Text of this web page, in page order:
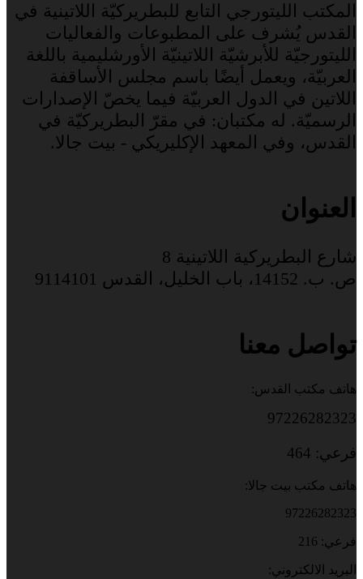
المكتب الليتورجي التابع للبطريركيّة اللاتينية في
القدس يُشرف على المطبوعات والفعاليات
الليتورجيّة للأبرشيّة اللاتينيّة الأورشليمية باللغة
العربيّة، ويعمل أيضًا باسم مجلس الأساقفة
اللاتين في الدول العربيّة فيما يخصّ الإصدارات
الرسميّة. له مكتبان: في مقرّ البطريركيّة في
القدس، وفي المعهد الإكليريكي - بيت جالا.
العنوان
شارع البطريركية اللاتينية 8
ص. ب. 14152، باب الخليل، القدس 9114101
تواصل معنا
هاتف مكتب القدس:
97226282323
فرعي: 464
هاتف مكتب بيت جالا:
97226282323
فرعي: 216
البريد الالكتروني: